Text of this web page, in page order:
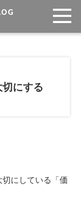
にする
にしている「価